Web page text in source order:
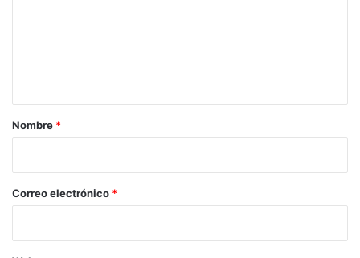
r
*
Nombre *
Correo electrónico *